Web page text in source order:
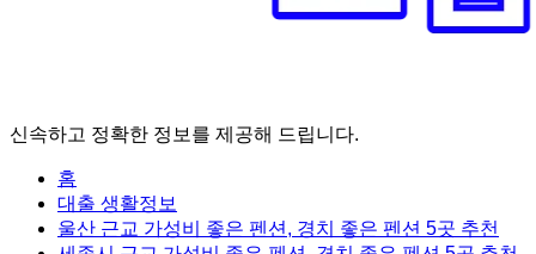
신속하고 정확한 정보를 제공해 드립니다.
홈
대출 생활정보
울산 근교 가성비 좋은 펜션, 경치 좋은 펜션 5곳 추천